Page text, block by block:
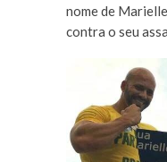
nome de
contra o seu